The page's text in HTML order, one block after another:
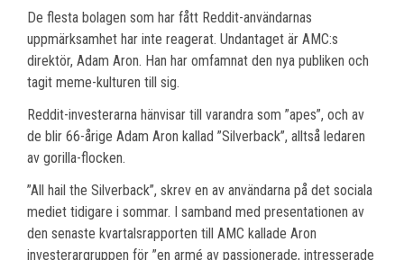
De flesta bolagen som har fått Reddit-användarnas
uppmärksamhet har inte reagerat. Undantaget är AMC:s
direktör, Adam Aron. Han har omfamnat den nya publiken och
tagit meme-kulturen till sig.
Reddit-investerarna hänvisar till varandra som ”apes”, och av
de blir 66-årige Adam Aron kallad ”Silverback”, alltså ledaren
av gorilla-flocken.
”All hail the Silverback”, skrev en av användarna på det sociala
mediet tidigare i sommar. I samband med presentationen av
den senaste kvartalsrapporten till AMC kallade Aron
investerargruppen för ”en armé av passionerade, intresserade